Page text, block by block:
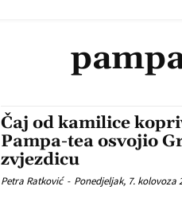
Čaj od kamilice
Pampa-tea osvojio
zvjezdicu
Petra Ratković - Ponedjeljak, 7. kolovoza